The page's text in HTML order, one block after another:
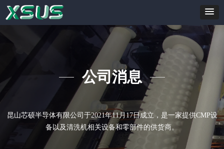
公司消息
昆山芯硕半导体有限公司于2021年11月17日成立，是一家提供CMP设
备以及清洗机相关设备和零部件的供货商。